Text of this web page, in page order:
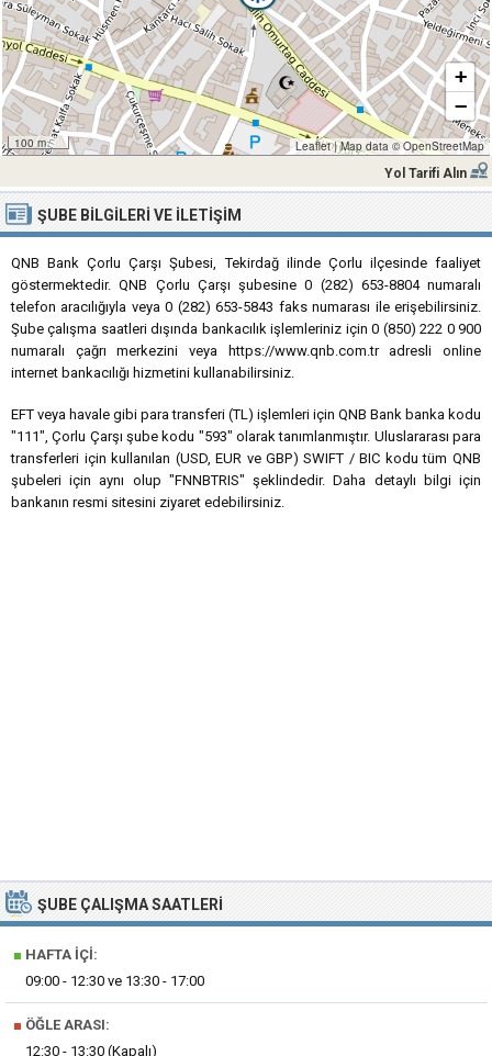
100 m
+
−
Leaflet |Map data ©OpenStreetMap
Yol Tarifi Alın
ŞUBE BILGILERI VE İLETIŞIM
QNB Bank Çorlu Çarşı Şubesi, Tekirdağ ilinde Çorlu ilçesinde faaliyet
göstermektedir. QNB Çorlu Çarşı şubesine 0 (282) 653-8804 numaralı
telefon aracılığıyla veya 0 (282) 653-5843 faks numarası ile erişebilirsiniz.
Şube çalışma saatleri dışında bankacılık işlemleriniz için 0 (850) 222 0 900
numaralı çağrı merkezini veya https://www.qnb.com.tr adresli online
internet bankacılığı hizmetini kullanabilirsiniz.
EFT veya havale gibi para transferi (TL) işlemleri için QNB Bank banka kodu
"111", Çorlu Çarşı şube kodu "593" olarak tanımlanmıştır. Uluslararası para
transferleri için kullanılan (USD, EUR ve GBP) SWIFT / BIC kodu tüm QNB
şubeleri için aynı olup "FNNBTRIS" şeklindedir. Daha detaylı bilgi için
bankanın resmi sitesini ziyaret edebilirsiniz.
ŞUBE ÇALIŞMA SAATLERI
■ HAFTA İÇI:
09:00 - 12:30 ve 13:30 - 17:00
■ ÖĞLE ARASI:
12:30 - 13:30 (Kapalı)